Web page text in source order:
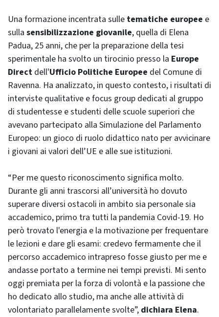
Una formazione incentrata sulle tematiche europee e
sulla sensibilizzazione giovanile, quella di Elena
Padua, 25 anni, che per la preparazione della tesi
sperimentale ha svolto un tirocinio presso la Europe
Direct dell'Ufficio Politiche Europee del Comune di
Ravenna. Ha analizzato, in questo contesto, i risultati di
interviste qualitative e focus group dedicati al gruppo
di studentesse e studenti delle scuole superiori che
avevano partecipato alla Simulazione del Parlamento
Europeo: un gioco di ruolo didattico nato per avvicinare
i giovani ai valori dell’UE e alle sue istituzioni.
“Per me questo riconoscimento significa molto.
Durante gli anni trascorsi all’università ho dovuto
superare diversi ostacoli in ambito sia personale sia
accademico, primo tra tutti la pandemia Covid-19. Ho
però trovato l'energia e la motivazione per frequentare
le lezioni e dare gli esami: credevo fermamente che il
percorso accademico intrapreso fosse giusto per me e
andasse portato a termine nei tempi previsti. Mi sento
oggi premiata per la forza di volontà e la passione che
ho dedicato allo studio, ma anche alle attività di
volontariato parallelamente svolte”, dichiara Elena.